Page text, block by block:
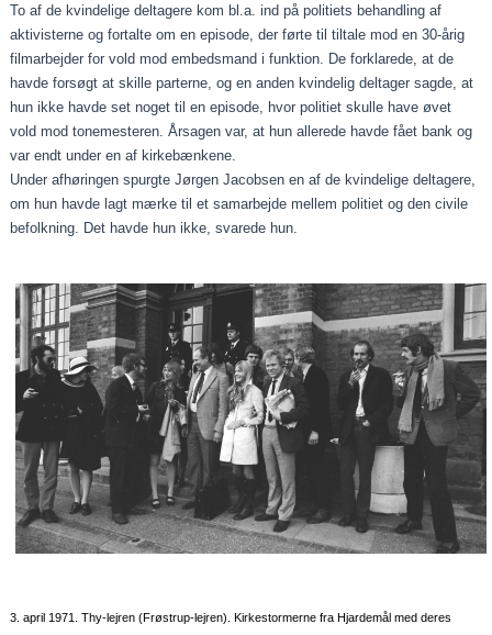
To af de kvindelige deltagere kom bl.a. ind på politiets behandling af
aktivisterne og fortalte om en episode, der førte til tiltale mod en 30-årig
filmarbejder for vold mod embedsmand i funktion. De forklarede, at de
havde forsøgt at skille parterne, og en anden kvindelig deltager sagde, at
hun ikke havde set noget til en episode, hvor politiet skulle have øvet
vold mod tonemesteren. Årsagen var, at hun allerede havde fået bank og
var endt under en af kirkebænkene.
Under afhøringen spurgte Jørgen Jacobsen en af de kvindelige deltagere,
om hun havde lagt mærke til et samarbejde mellem politiet og den civile
befolkning. Det havde hun ikke, svarede hun.
3. april 1971. Thy-lejren (Frøstrup-lejren). Kirkestormerne fra Hjardemål med deres